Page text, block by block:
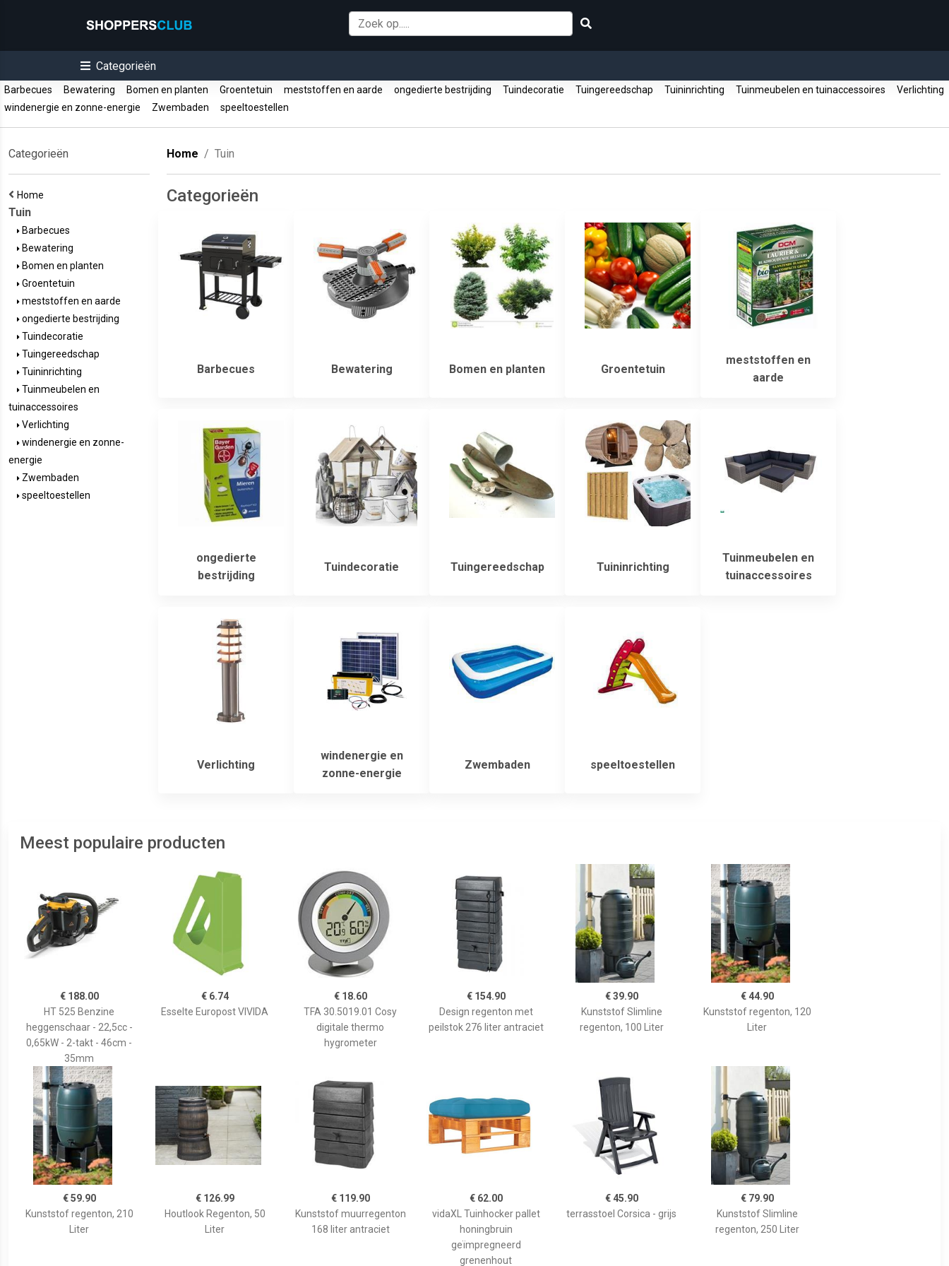
Categorieën
Barbecues Bewatering Bomen en planten Groentetuin meststoffen en aarde ongedierte bestrijding Tuindecoratie Tuingereedschap Tuininrichting Tuinmeubelen en tuinaccessoires
Verlichting
windenergie en zonne-energie
Zwembaden speeltoestellen
Categorieën
Home
Tuin
Barbecues
Bewatering
Bomen en planten
Groentetuin
meststoffen en aarde
ongedierte bestrijding
Tuindecoratie
Tuingereedschap
Tuininrichting
Tuinmeubelen en
tuinaccessoires
Verlichting
windenergie en zonne-
energie
Zwembaden
speeltoestellen
Home Tuin
Categorieën
Barbecues Bewatering Bomen en planten Groentetuin
meststoffen en
aarde
ongedierte
bestrijding
Tuindecoratie Tuingereedschap Tuininrichting
Tuinmeubelen en
tuinaccessoires
Verlichting
windenergie en
zonne-energie
Zwembaden speeltoestellen
Meest populaire producten
€ 188.00
HT 525 Benzine
heggenschaar - 22,5cc -
0,65kW - 2-takt - 46cm -
35mm
€ 6.74
Esselte Europost VIVIDA
€ 18.60
TFA 30.5019.01 Cosy
digitale thermo
hygrometer
€ 154.90
Design regenton met
peilstok 276 liter antraciet
€ 39.90
Kunststof Slimline
regenton, 100 Liter
€ 44.90
Kunststof regenton, 120
Liter
€ 59.90
Kunststof regenton, 210
Liter
€ 126.99
Houtlook Regenton, 50
Liter
€ 119.90
Kunststof muurregenton
168 liter antraciet
€ 62.00
vidaXL Tuinhocker pallet
honingbruin
geïmpregneerd
grenenhout
€ 45.90
terrasstoel Corsica - grijs
€ 79.90
Kunststof Slimline
regenton, 250 Liter